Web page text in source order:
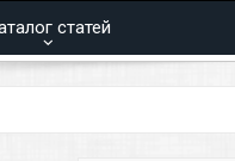
статей